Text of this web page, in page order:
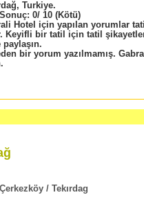
, Turkiye.
0/ 10 (Kötü)
Hotel için yapılan yorumlar
Keyifli bir tatil için tatil
bir yorum yazılmamış.
/ Tekırdag